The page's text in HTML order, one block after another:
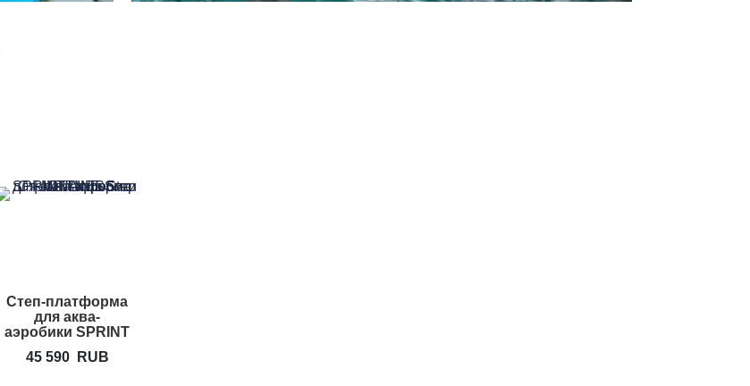
Степ-платформа
для аква-
аэробики SPRINT
45 590 RUB